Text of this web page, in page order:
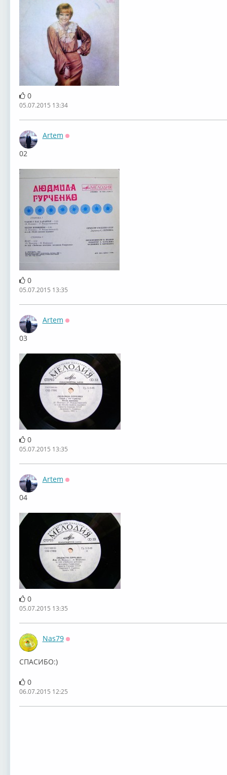
0
05.07.2015 13:34
Artem
02
0
05.07.2015 13:35
Artem
03
0
05.07.2015 13:35
Artem
04
0
05.07.2015 13:35
Nas79
СПАСИБО:)
0
06.07.2015 12:25